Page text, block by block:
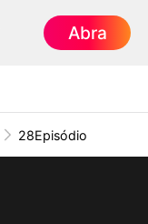
Abra
28Episódio